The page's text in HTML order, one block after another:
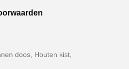
doos, Houten kist,